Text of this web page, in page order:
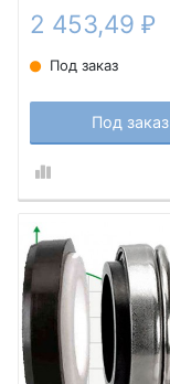
2 453,49 ₽
Под заказ
Под заказ